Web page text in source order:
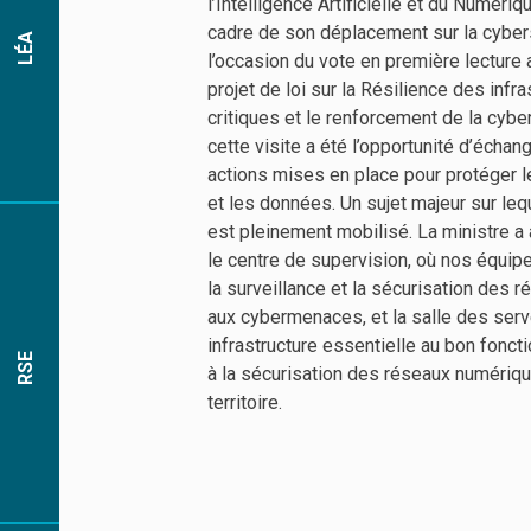
RSE
LÉA
cadre de son déplacement sur la
l’occasion du vote en première lecture
projet de loi sur la Résilience des
critiques et le renforcement de la
cette visite a été l’opportunité
actions mises en place pour protéger
et les données. Un sujet majeur sur
est pleinement mobilisé. La ministre a
le centre de supervision, où nos
la surveillance et la sécurisation des
aux cybermenaces, et la salle des
infrastructure essentielle au bon
à la sécurisation des réseaux
territoire.